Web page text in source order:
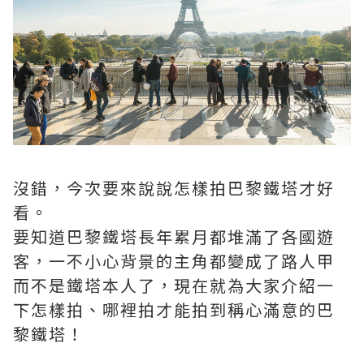
沒錯，今次要來說說怎樣拍巴黎鐵塔才好
看。
要知道巴黎鐵塔長年累月都堆滿了各國遊
客，一不小心背景的主角都變成了路人甲
而不是鐵塔本人了，現在就為大家介紹一
下怎樣拍、哪裡拍才能拍到稱心滿意的巴
黎鐵塔！